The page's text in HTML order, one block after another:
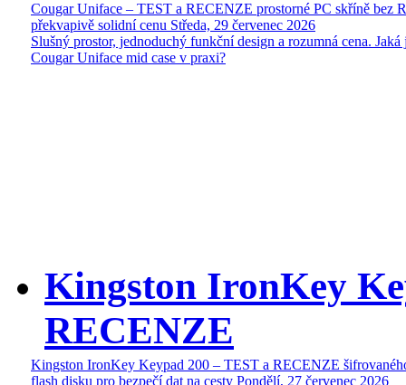
Cougar Uniface – TEST a RECENZE prostorné PC skříně bez
překvapivě solidní cenu Středa, 29 červenec 2026
Slušný prostor, jednoduchý funkční design a rozumná cena. Jaká
Cougar Uniface mid case v praxi?
Kingston IronKey
RECENZE
Kingston IronKey Keypad 200 – TEST a RECENZE
flash disku pro bezpečí dat na cesty Pondělí, 27 červenec 2026